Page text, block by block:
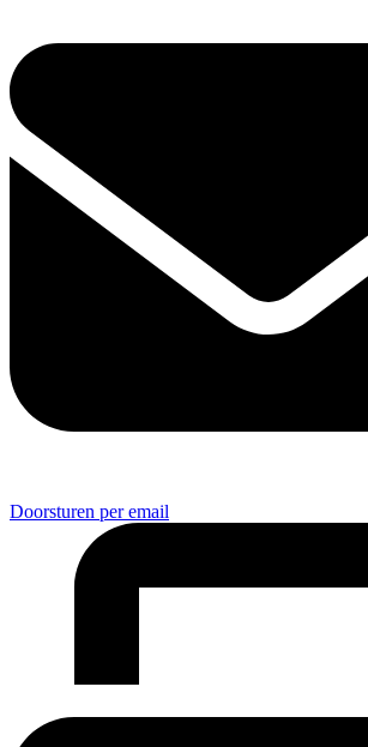
Doorsturen per email